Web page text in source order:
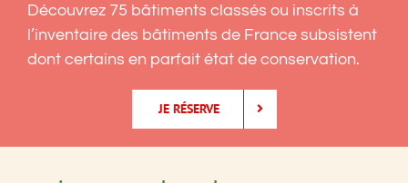
Découvrez 75 bâtiments classés ou inscrits à
l’inventaire des bâtiments de France subsistent
dont certains en parfait état de conservation.
JE RÉSERVE